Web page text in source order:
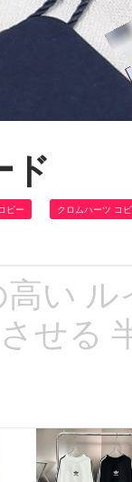
ド
ピー クロムハーツ コ
い
せる